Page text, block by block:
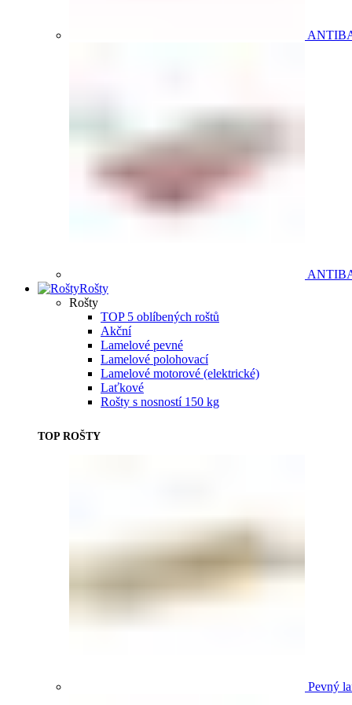
Rošty
Rošty
TOP 5 oblíbených roštů
Akční
Lamelové pevné
Lamelové polohovací
Lamelové motorové (elektrické)
Laťkové
Rošty s nosností 150 kg
TOP ROŠTY
Pevný